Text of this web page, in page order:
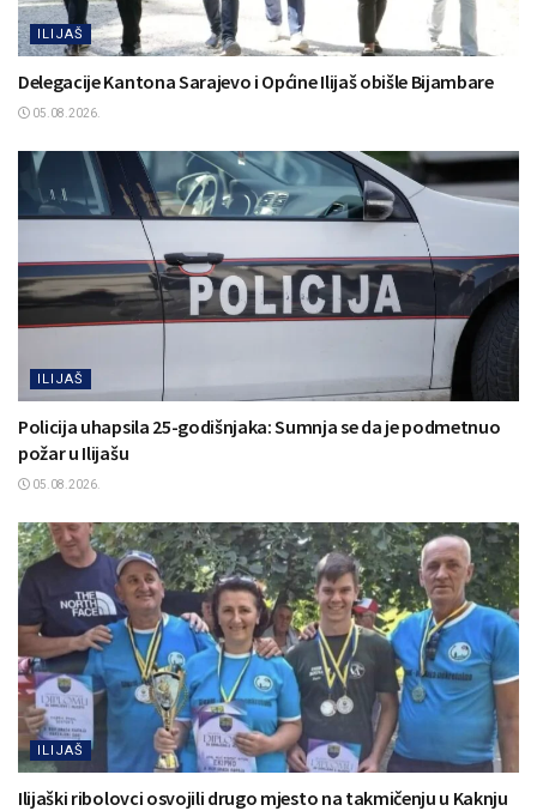
ILIJAŠ
Delegacije Kantona Sarajevo i Općine Ilijaš obišle Bijambare
05.08.2026.
ILIJAŠ
Policija uhapsila 25-godišnjaka: Sumnja se da je podmetnuo
požar u Ilijašu
05.08.2026.
ILIJAŠ
Ilijaški ribolovci osvojili drugo mjesto na takmičenju u Kaknju